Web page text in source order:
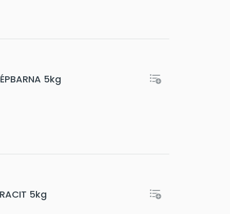
5kg
5kg